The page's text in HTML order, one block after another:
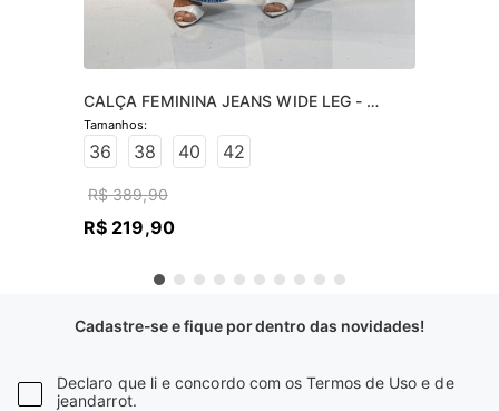
CALÇA FEMININA JEANS WIDE LEG -
JEANS CLARO
36 38 40 42
R$ 389,90
R$ 219,90
Cadastre-se e fique por dentro das novidades!
Declaro que li e concordo com os Termos de Uso e de
jeandarrot.